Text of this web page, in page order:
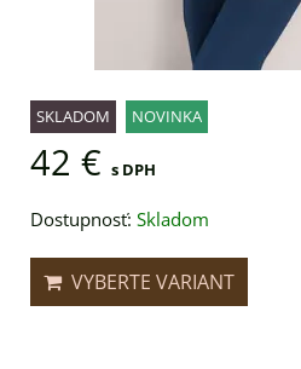
SKLADOM NOVINKA
42 € s DPH
Dostupnosť: Skladom
VYBERTE VARIANT